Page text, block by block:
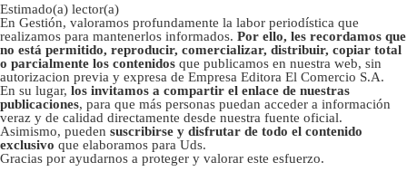
Estimado(a) lector(a)
En Gestión, valoramos profundamente la labor periodística que
realizamos para mantenerlos informados. Por ello, les recordamos que
no está permitido, reproducir, comercializar, distribuir, copiar total
o parcialmente los contenidos que publicamos en nuestra web, sin
autorizacion previa y expresa de Empresa Editora El Comercio S.A.
En su lugar, los invitamos a compartir el enlace de nuestras
publicaciones, para que más personas puedan acceder a información
veraz y de calidad directamente desde nuestra fuente oficial.
Asimismo, pueden suscribirse y disfrutar de todo el contenido
exclusivo que elaboramos para Uds.
Gracias por ayudarnos a proteger y valorar este esfuerzo.